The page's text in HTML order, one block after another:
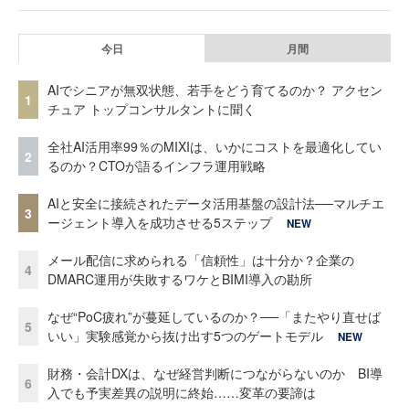
今日 月間
1
AIでシニアが無双状態、若手をどう育てるのか？ アクセン
チュア トップコンサルタントに聞く
2
全社AI活用率99％のMIXIは、いかにコストを最適化してい
るのか？CTOが語るインフラ運用戦略
3
AIと安全に接続されたデータ活用基盤の設計法──マルチエ
ージェント導入を成功させる5ステップ
NEW
4
メール配信に求められる「信頼性」は十分か？企業の
DMARC運用が失敗するワケとBIMI導入の勘所
5
なぜ“PoC疲れ”が蔓延しているのか？──「またやり直せば
いい」実験感覚から抜け出す5つのゲートモデル
NEW
6
財務・会計DXは、なぜ経営判断につながらないのか BI導
入でも予実差異の説明に終始……変革の要諦は